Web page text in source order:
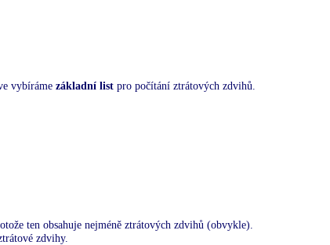
vybíráme základní listpro počítání ztrátových zdvihů.
ten obsahuje nejméně ztrátových zdvihů (obvykle).
zdvihy.